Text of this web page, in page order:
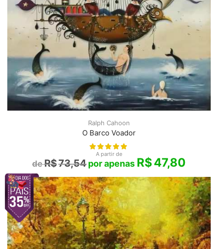
Ralph Cahoon
O Barco Voador
A partir de
R$73,54 R$47,80